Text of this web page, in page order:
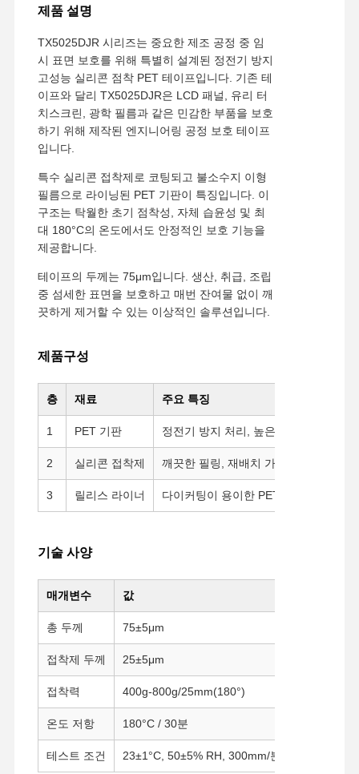
홈 제품 소개
제품 설명
TX5025DJR 시리즈는 중요한 제조 공정 중 임
시 표면 보호를 위해 특별히 설계된 정전기 방지
고성능 실리콘 점착 PET 테이프입니다. 기존 테
이프와 달리 TX5025DJR은 LCD 패널, 유리 터
치스크린, 광학 필름과 같은 민감한 부품을 보호
하기 위해 제작된 엔지니어링 공정 보호 테이프
입니다.
특수 실리콘 접착제로 코팅되고 불소수지 이형
필름으로 라이닝된 PET 기판이 특징입니다. 이
구조는 탁월한 초기 점착성, 자체 습윤성 및 최
대 180°C의 온도에서도 안정적인 보호 기능을
제공합니다.
테이프의 두께는 75μm입니다. 생산, 취급, 조립
중 섬세한 표면을 보호하고 매번 잔여물 없이 깨
끗하게 제거할 수 있는 이상적인 솔루션입니다.
제품구성
층 재료 주요 특징
1 PET 기판 정전기 방지 처리, 높은 기계적 강도
2 실리콘 접착제 깨끗한 필링, 재배치 가능, 잔류물 없음
3 릴리스 라이너 다이커팅이 용이한 PET 불소수지 필름
기술 사양
매개변수 값
총 두께 75±5μm
접착제 두께 25±5μm
접착력 400g-800g/25mm(180°)
온도 저항 180°C / 30분
테스트 조건 23±1°C, 50±5% RH, 300mm/분